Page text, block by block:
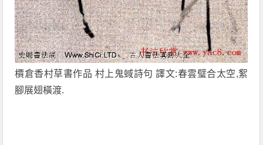
檟倉香村草書作品 村上鬼蜮詩句 譯文:春雲璧合太空,絮
腳展翅橫渡.